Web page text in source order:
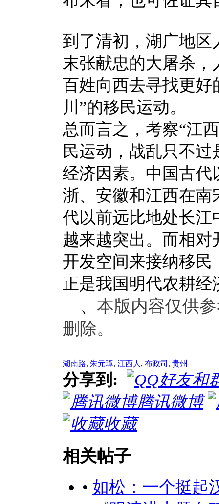
到了清初，湖广地
末张献忠的大屠杀
百姓向西去寻找更好
川”的移民运动。
总而言之，考察“江
民运动，战乱只不
经济因素。中国古
浙、安徽和江西在
代以前远比地处长
越来越突出。而相
开发空间来接纳移民
正是我国明代农耕
、 本版内容仅供
删除。
湖南路, 朱元璋, 江西人 , 布政司 , 贵州
分享到:
腾讯微博
收藏
相关帖子
• 如松：一个挺起